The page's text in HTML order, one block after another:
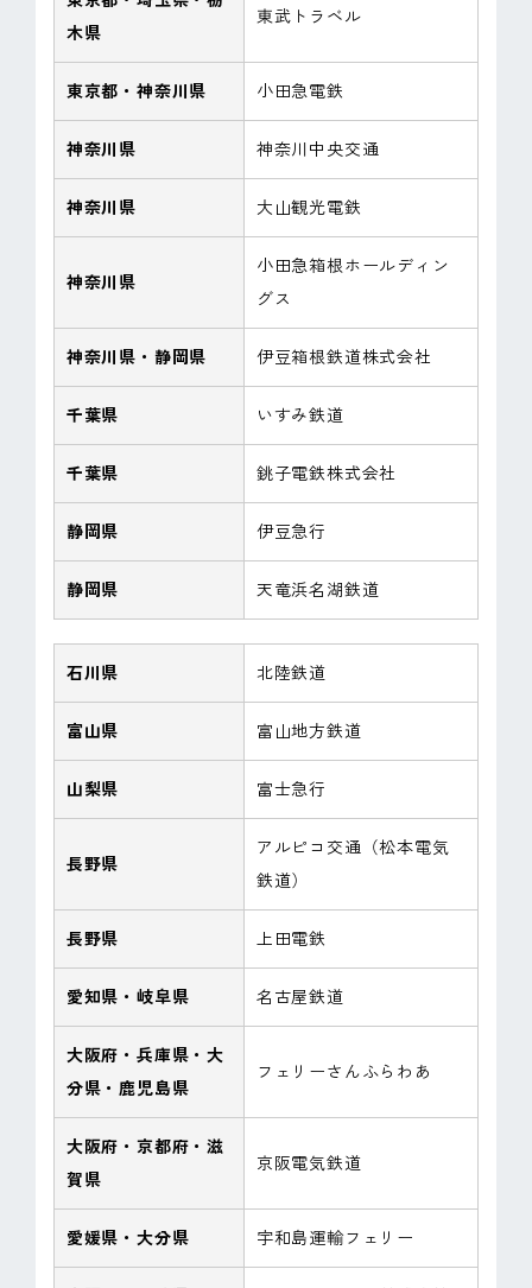
木県
東武トラベル
東京都・神奈川県 小田急電鉄
神奈川県 神奈川中央交通
神奈川県 大山観光電鉄
神奈川県
小田急箱根ホールディン
グス
神奈川県・静岡県 伊豆箱根鉄道株式会社
千葉県 いすみ鉄道
千葉県 銚子電鉄株式会社
静岡県 伊豆急行
静岡県 天竜浜名湖鉄道
石川県 北陸鉄道
富山県 富山地方鉄道
山梨県 富士急行
長野県
アルピコ交通（松本電気
鉄道）
長野県 上田電鉄
愛知県・岐阜県 名古屋鉄道
大阪府・兵庫県・大
分県・鹿児島県
フェリーさんふらわあ
大阪府・京都府・滋
賀県
京阪電気鉄道
愛媛県・大分県 宇和島運輸フェリー